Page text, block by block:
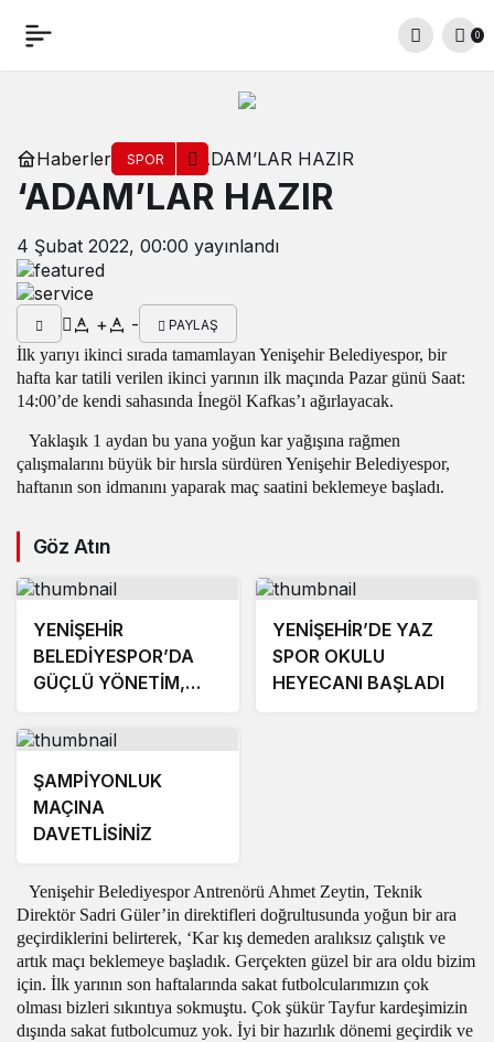
0
Haberler SPOR ‘ADAM’LAR HAZIR
‘ADAM’LAR HAZIR
4 Şubat 2022, 00:00 yayınlandı
+ - PAYLAŞ
İlk yarıyı ikinci sırada tamamlayan Yenişehir Belediyespor, bir
hafta kar tatili verilen ikinci yarının ilk maçında Pazar günü Saat:
14:00’de kendi sahasında İnegöl Kafkas’ı ağırlayacak.
Yaklaşık 1 aydan bu yana yoğun kar yağışına rağmen
çalışmalarını büyük bir hırsla sürdüren Yenişehir Belediyespor,
haftanın son idmanını yaparak maç saatini beklemeye başladı.
Göz Atın
YENİŞEHİR
BELEDİYESPOR’DA
GÜÇLÜ YÖNETİM,
YENİŞEHİR’DE YAZ
SPOR OKULU
HEYECANI BAŞLADI
ŞAMPİYONLUK
MAÇINA
DAVETLİSİNİZ
Yenişehir Belediyespor Antrenörü Ahmet Zeytin, Teknik
Direktör Sadri Güler’in direktifleri doğrultusunda yoğun bir ara
geçirdiklerini belirterek, ‘Kar kış demeden aralıksız çalıştık ve
artık maçı beklemeye başladık. Gerçekten güzel bir ara oldu bizim
için. İlk yarının son haftalarında sakat futbolcularımızın çok
olması bizleri sıkıntıya sokmuştu. Çok şükür Tayfur kardeşimizin
dışında sakat futbolcumuz yok. İyi bir hazırlık dönemi geçirdik ve